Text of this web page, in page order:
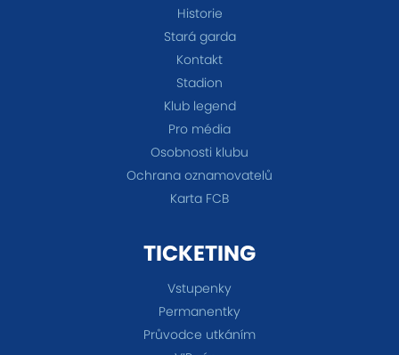
Historie
Stará garda
Kontakt
Stadion
Klub legend
Pro média
Osobnosti klubu
Ochrana oznamovatelů
Karta FCB
TICKETING
Vstupenky
Permanentky
Průvodce utkáním